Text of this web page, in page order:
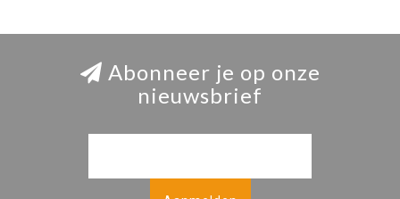
Abonneer je op onze
nieuwsbrief